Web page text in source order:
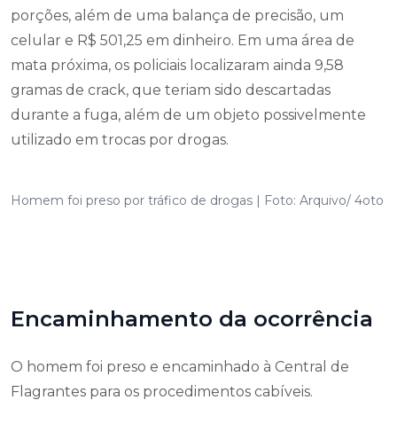
porções, além de uma balança de precisão, um
celular e R$ 501,25 em dinheiro. Em uma área de
mata próxima, os policiais localizaram ainda 9,58
gramas de crack, que teriam sido descartadas
durante a fuga, além de um objeto possivelmente
utilizado em trocas por drogas.
Homem foi preso por tráfico de drogas | Foto: Arquivo/ 4oto
Encaminhamento da ocorrência
O homem foi preso e encaminhado à Central de
Flagrantes para os procedimentos cabíveis.